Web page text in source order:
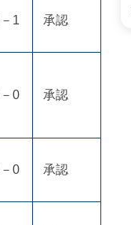
1 承認
0 承認
0 承認